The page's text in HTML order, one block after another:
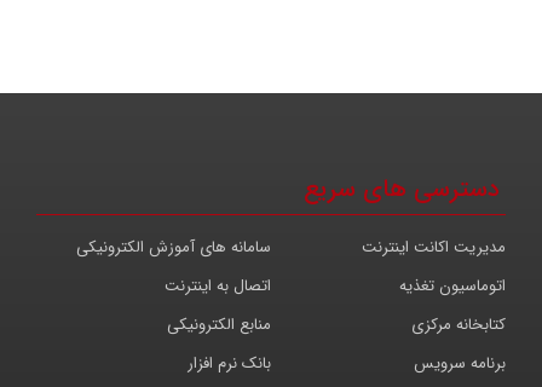
دسترسی های سریع
سامانه های آموزش الکترونیکی
مدیریت اکانت اینترنت
اتصال به اینترنت
اتوماسیون تغذیه
منابع الکترونیکی
کتابخانه مرکزی
بانک نرم افزار
برنامه سرویس